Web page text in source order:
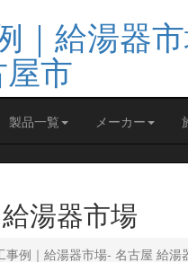
製品一覧 メーカー
湯器市場
事例｜給湯器市場‐ 名古屋 給湯